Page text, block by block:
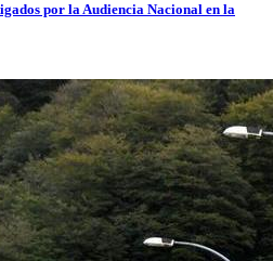
por la Audiencia Nacional en la